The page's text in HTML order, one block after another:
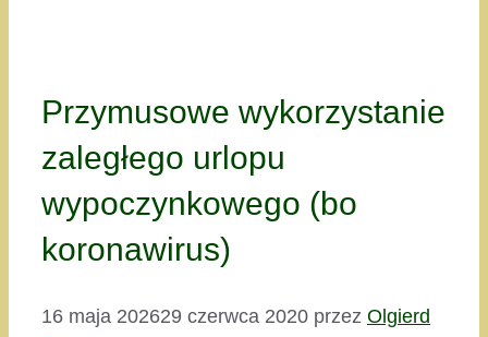
Przymusowe wykorzystanie
zaległego urlopu
wypoczynkowego (bo
koronawirus)
16 maja 202629 czerwca 2020 przez Olgierd